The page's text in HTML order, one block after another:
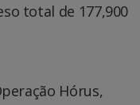
total de 177,900
Hórus,